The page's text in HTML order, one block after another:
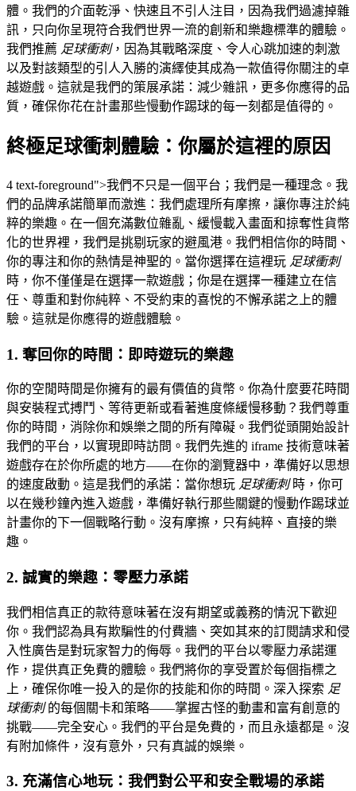
體。我們的介面乾淨、快速且不引人注目，因為我們過濾掉雜
訊，只向你呈現符合我們世界一流的創新和樂趣標準的體驗。
我們推薦 足球衝刺，因為其戰略深度、令人心跳加速的刺激
以及對該類型的引人入勝的演繹使其成為一款值得你關注的卓
越遊戲。這就是我們的策展承諾：減少雜訊，更多你應得的品
質，確保你花在計畫那些慢動作踢球的每一刻都是值得的。
終極足球衝刺體驗：你屬於這裡的原因
4 text-foreground">我們不只是一個平台；我們是一種理念。我
們的品牌承諾簡單而激進：我們處理所有摩擦，讓你專注於純
粹的樂趣。在一個充滿數位雜亂、緩慢載入畫面和掠奪性貨幣
化的世界裡，我們是挑剔玩家的避風港。我們相信你的時間、
你的專注和你的熱情是神聖的。當你選擇在這裡玩 足球衝刺
時，你不僅僅是在選擇一款遊戲；你是在選擇一種建立在信
任、尊重和對你純粹、不受約束的喜悅的不懈承諾之上的體
驗。這就是你應得的遊戲體驗。
1. 奪回你的時間：即時遊玩的樂趣
你的空閒時間是你擁有的最有價值的貨幣。你為什麼要花時間
與安裝程式搏鬥、等待更新或看著進度條緩慢移動？我們尊重
你的時間，消除你和娛樂之間的所有障礙。我們從頭開始設計
我們的平台，以實現即時訪問。我們先進的 iframe 技術意味著
遊戲存在於你所處的地方——在你的瀏覽器中，準備好以思想
的速度啟動。這是我們的承諾：當你想玩 足球衝刺時，你可
以在幾秒鐘內進入遊戲，準備好執行那些關鍵的慢動作踢球並
計畫你的下一個戰略行動。沒有摩擦，只有純粹、直接的樂
趣。
2. 誠實的樂趣：零壓力承諾
我們相信真正的款待意味著在沒有期望或義務的情況下歡迎
你。我們認為具有欺騙性的付費牆、突如其來的訂閱請求和侵
入性廣告是對玩家智力的侮辱。我們的平台以零壓力承諾運
作，提供真正免費的體驗。我們將你的享受置於每個指標之
上，確保你唯一投入的是你的技能和你的時間。深入探索 足
球衝刺的每個關卡和策略——掌握古怪的動畫和富有創意的
挑戰——完全安心。我們的平台是免費的，而且永遠都是。沒
有附加條件，沒有意外，只有真誠的娛樂。
3. 充滿信心地玩：我們對公平和安全戰場的承諾